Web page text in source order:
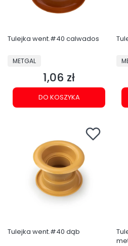
Tulejka went.#40 calwados
PRODUCENT
METGAL
Cena
1,06 zł
DO KOSZYKA
Tulejka went.#40 dąb